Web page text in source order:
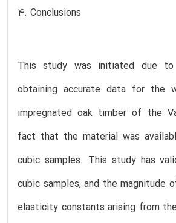
4. Conclusions
This study was initiated due
obtaining accurate data for the
impregnated oak timber of the
fact that the material was
cubic samples. This study has
cubic samples, and the magnitude
elasticity constants arising from